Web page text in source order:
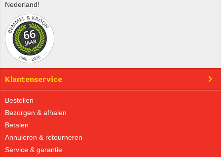
Nederland!
Klantenservice
Bestellen
Bezorgen & afhalen
Betalen
Annuleren & retourneren
Service & garantie